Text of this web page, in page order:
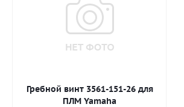
Гребной винт 3561-151-26 для
ПЛМ Yamaha